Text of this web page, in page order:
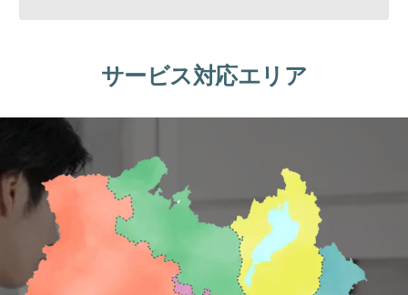
サービス対応エリア